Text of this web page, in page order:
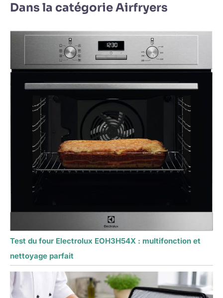
Dans la catégorie Airfryers
Test du four Electrolux EOH3H54X : multifonction et
nettoyage parfait